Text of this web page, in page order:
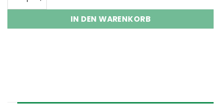
IN DEN WARENKORB